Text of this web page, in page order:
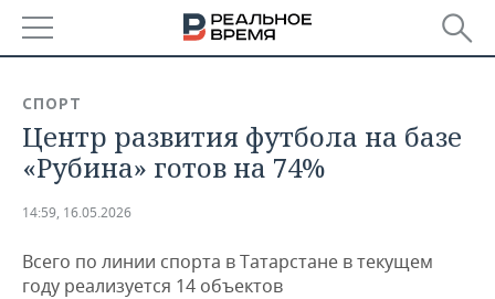
БАШКОРТОСТАН
ТАТАРСТАН
НОВОСТИ
АНАЛИТИКА
ДЕКЛАРАЦИИ О ДОХОДАХ
НОВОСТИ ЭКОНОМИКИ
ПРОМЫШЛЕННОСТЬ
СПОРТ
Центр развития футбола на базе
«Рубина» готов на 74%
14:59, 16.05.2026
Всего по линии спорта в Татарстане в текущем
году реализуется 14 объектов